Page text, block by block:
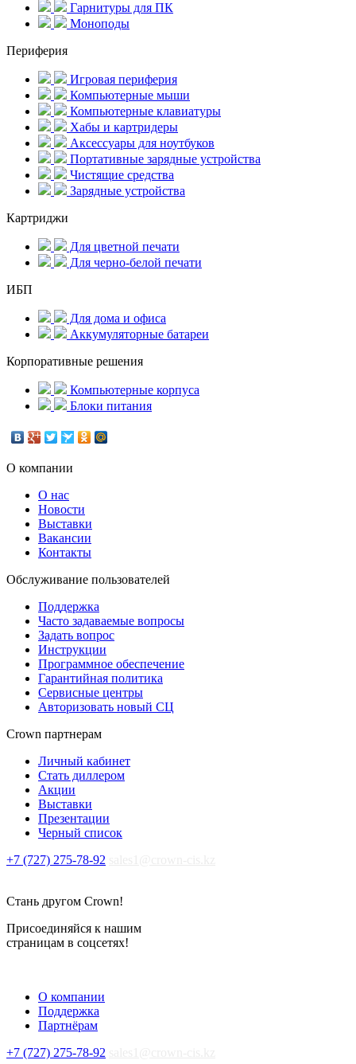
Гарнитуры для ПК
Моноподы
Периферия
Игровая периферия
Компьютерные мыши
Компьютерные клавиатуры
Хабы и картридеры
Аксессуары для ноутбуков
Портативные зарядные устройства
Чистящие средства
Зарядные устройства
Картриджи
Для цветной печати
Для черно-белой печати
ИБП
Для дома и офиса
Аккумуляторные батареи
Корпоративные решения
Компьютерные корпуса
Блоки питания
О компании
О нас
Новости
Выставки
Вакансии
Контакты
Обслуживание пользователей
Поддержка
Часто задаваемые вопросы
Задать вопрос
Инструкции
Программное обеспечение
Гарантийная политика
Сервисные центры
Авторизовать новый СЦ
Crown партнерам
Личный кабинет
Стать диллером
Акции
Выставки
Презентации
Черный список
+7 (727) 275-78-92
Стань другом Crown!
Присоединяйся к нашим
страницам в соцсетях!
О компании
Поддержка
Партнёрам
+7 (727) 275-78-92